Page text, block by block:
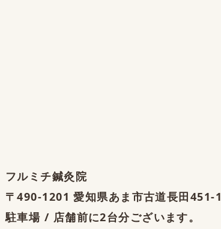
フルミチ鍼灸院
〒490-1201 愛知県あま市古道長田451-1
駐車場 / 店舗前に2台分ございます。